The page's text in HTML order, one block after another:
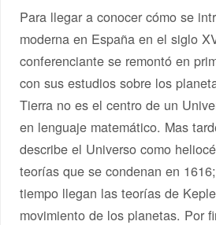
Para llegar a conocer cómo se
moderna en España en el siglo
conferenciante se remontó en
con sus estudios sobre los
Tierra no es el centro de un
en lenguaje matemático. Mas
describe el Universo como
teorías que se condenan en
tiempo llegan las teorías de
movimiento de los planetas. Por